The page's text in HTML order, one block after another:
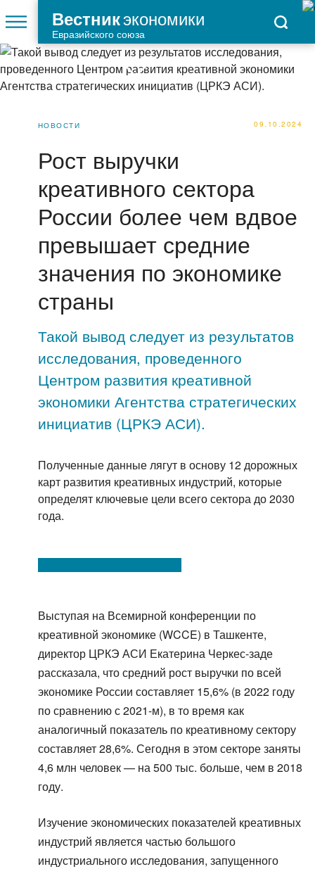
Вестникэкономики
Евразийского союза
НОВОСТИ 09.10.2024
Рост выручки
креативного сектора
России более чем вдвое
превышает средние
значения по экономике
страны
Такой вывод следует из результатов
исследования, проведенного
Центром развития креативной
экономики Агентства стратегических
инициатив (ЦРКЭ АСИ).
Полученные данные лягут в основу 12 дорожных
карт развития креативных индустрий, которые
определят ключевые цели всего сектора до 2030
года.
Выступая на Всемирной конференции по
креативной экономике (WCCE) в Ташкенте,
директор ЦРКЭ АСИ Екатерина Черкес-заде
рассказала, что средний рост выручки по всей
экономике России составляет 15,6% (в 2022 году
по сравнению с 2021-м), в то время как
аналогичный показатель по креативному сектору
составляет 28,6%. Сегодня в этом секторе заняты
4,6 млн человек — на 500 тыс. больше, чем в 2018
году.
Изучение экономических показателей креативных
индустрий является частью большого
индустриального исследования, запущенного